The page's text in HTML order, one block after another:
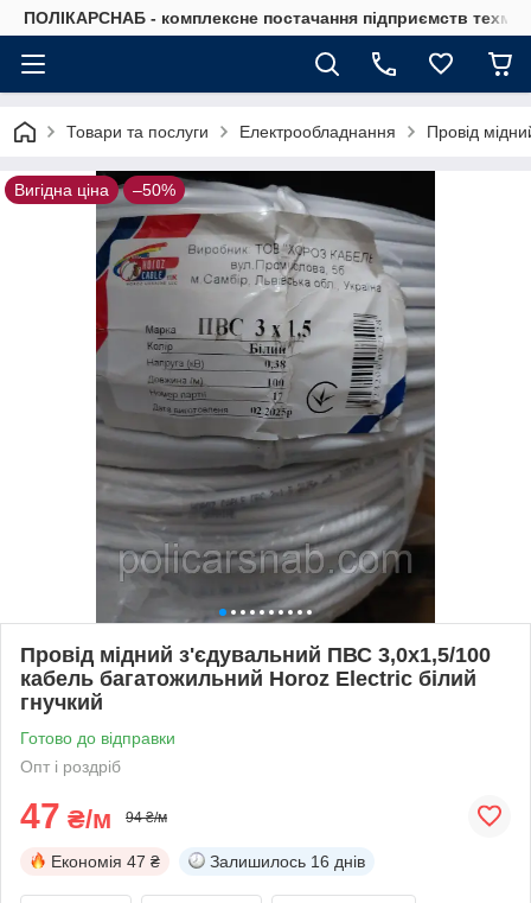
ПОЛІКАРСНАБ - комплексне постачання підприємств
Товари та послуги Електрообладнання Провід
Вигідна ціна –50%
Провід мідний з'єдувальний ПВС 3,0х1,5/100
кабель багатожильний Horoz Electric білий
гнучкий
Готово до відправки
Опт і роздріб
47 ₴/м 94 ₴/м
Економія 47 ₴ Залишилось 16 днів